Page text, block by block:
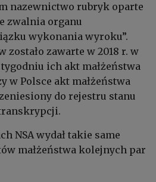
nazewnictwo rubryk oparte
zwalnia organu
wykonania wyroku”.
zostało zawarte w 2018 r. w
ich akt małżeństwa
w Polsce akt małżeństwa
do rejestru stanu
NSA wydał takie same
małżeństwa kolejnych par